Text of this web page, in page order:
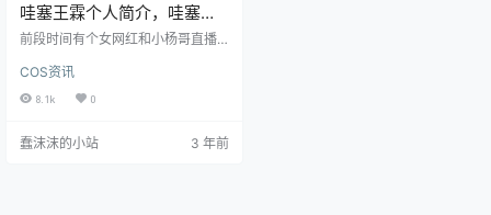
哇塞王霖个人简介，哇塞王
琳为什么火起来的
前段时间有个女网红和小杨哥直播
为这次的连麦涨粉到了800多万，不
得不说这位网红颜值是真的很不
之外，也是有舞蹈才艺展示在身，
COS资讯
8.1k 0
蠢沫沫的小站 3 年前